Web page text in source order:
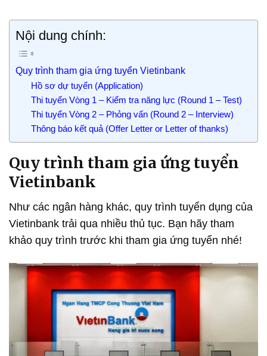
Nội dung chính:
Quy trình tham gia ứng tuyển Vietinbank
Hồ sơ dự tuyển (Application)
Thi tuyển Vòng 1 – Kiểm tra năng lực (Round 1 – Test)
Thi tuyển Vòng 2 – Phỏng vấn (Round 2 – Interview)
Thông báo kết quả (Offer Letter or Letter of thanks)
Quy trình tham gia ứng tuyển
Vietinbank
Như các ngân hàng khác, quy trình tuyển dụng của
Vietinbank trải qua nhiều thủ tục. Bạn hãy tham
khảo quy trình trước khi tham gia ứng tuyển nhé!